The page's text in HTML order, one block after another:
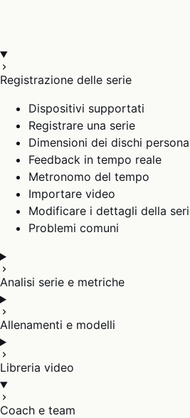
Registrazione delle serie
Dispositivi supportati
Registrare una serie
Dimensioni dei dischi
Feedback in tempo reale
Metronomo del tempo
Importare video
Modificare i dettagli della
Problemi comuni
Analisi serie e metriche
Allenamenti e modelli
Libreria video
Coach e team